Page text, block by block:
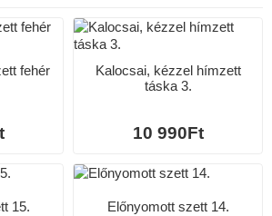
fehér
Kalocsai, kézzel hímzett
táska 3.
10 990Ft
15. Előnyomott szett 14.